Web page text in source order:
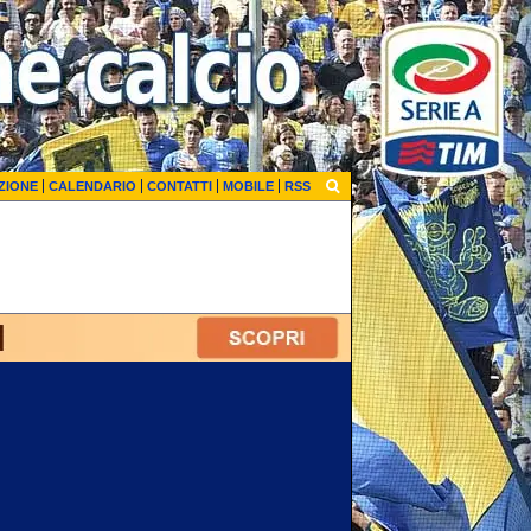
CALENDARIO CONTATTI MOBILE RSS